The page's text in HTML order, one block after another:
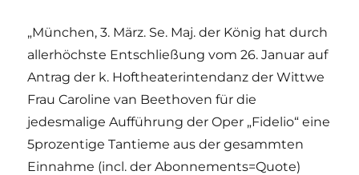
„München, 3. März. Se. Maj. der König hat durch
allerhöchste Entschließung vom 26. Januar auf
Antrag der k. Hoftheaterintendanz der Wittwe
Frau Caroline van Beethoven für die
jedesmalige Aufführung der Oper „Fidelio“ eine
5prozentige Tantieme aus der gesammten
Einnahme (incl. der Abonnements=Quote)